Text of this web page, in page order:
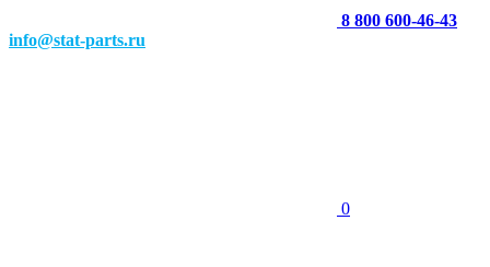
8 800 600-46-43
info@stat-parts.ru
0